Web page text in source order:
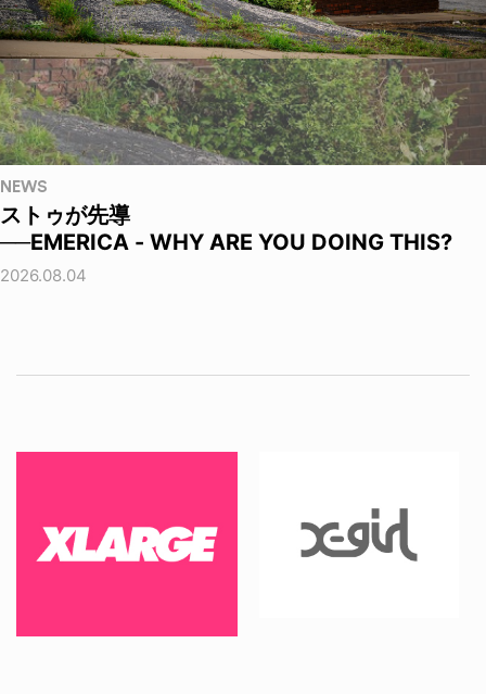
NEWS
ストゥが先導
──EMERICA - WHY ARE YOU DOING THIS?
2026.08.04